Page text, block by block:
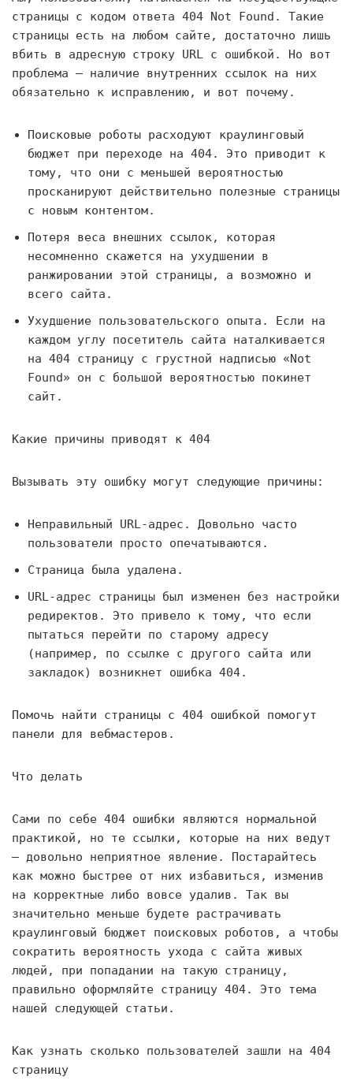
страницы с кодом ответа 404 Not Found. Такие
страницы есть на любом сайте, достаточно лишь
вбить в адресную строку URL с ошибкой. Но вот
проблема — наличие внутренних ссылок на них
обязательно к исправлению, и вот почему.
Поисковые роботы расходуют краулинговый
бюджет при переходе на 404. Это приводит к
тому, что они с меньшей вероятностью
просканируют действительно полезные страницы
с новым контентом.
Потеря веса внешних ссылок, которая
несомненно скажется на ухудшении в
ранжировании этой страницы, а возможно и
всего сайта.
Ухудшение пользовательского опыта. Если на
каждом углу посетитель сайта наталкивается
на 404 страницу с грустной надписью «Not
Found» он с большой вероятностью покинет
сайт.
Какие причины приводят к 404
Вызывать эту ошибку могут следующие причины:
Неправильный URL-адрес. Довольно часто
пользователи просто опечатываются.
Страница была удалена.
URL-адрес страницы был изменен без настройки
редиректов. Это привело к тому, что если
пытаться перейти по старому адресу
(например, по ссылке с другого сайта или
закладок) возникнет ошибка 404.
Помочь найти страницы с 404 ошибкой помогут
панели для вебмастеров.
Что делать
Сами по себе 404 ошибки являются нормальной
практикой, но те ссылки, которые на них ведут
— довольно неприятное явление. Постарайтесь
как можно быстрее от них избавиться, изменив
на корректные либо вовсе удалив. Так вы
значительно меньше будете растрачивать
краулинговый бюджет поисковых роботов, а чтобы
сократить вероятность ухода с сайта живых
людей, при попадании на такую страницу,
правильно оформляйте страницу 404. Это тема
нашей следующей статьи.
Как узнать сколько пользователей зашли на 404
страницу